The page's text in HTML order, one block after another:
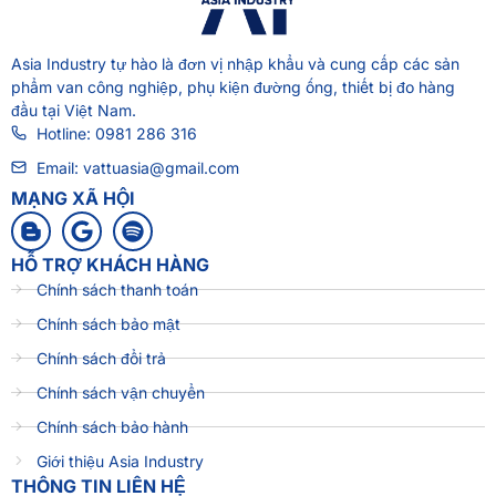
Asia Industry tự hào là đơn vị nhập khẩu và cung cấp các sản
phẩm van công nghiệp, phụ kiện đường ống, thiết bị đo hàng
đầu tại Việt Nam.
Hotline: 0981 286 316
Email: vattuasia@gmail.com
MẠNG XÃ HỘI
HỖ TRỢ KHÁCH HÀNG
Chính sách thanh toán
Chính sách bảo mật
Chính sách đổi trả
Chính sách vận chuyển
Chính sách bảo hành
Giới thiệu Asia Industry
THÔNG TIN LIÊN HỆ